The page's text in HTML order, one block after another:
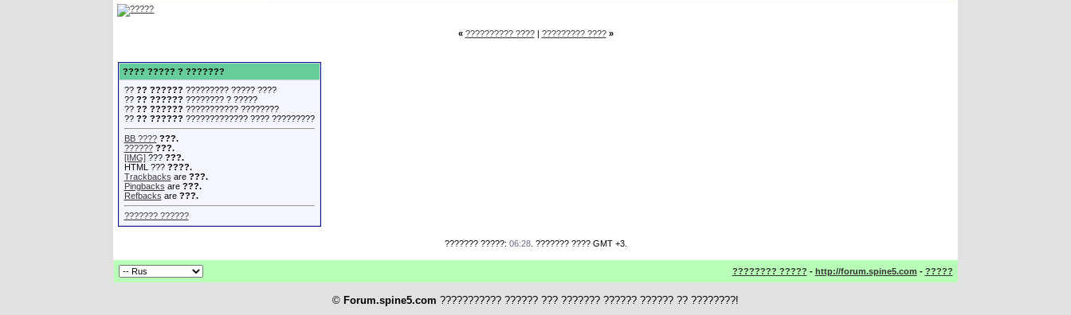
« ?????????? ????| ????????? ???? »
???? ????? ? ???????
?? ?? ?????? ????????? ????? ????
?? ?? ?????? ???????? ? ?????
?? ?? ?????? ??????????? ????????
?? ?? ?????? ????????????? ???? ?????????
BB ???? ???.
?????? ???.
[IMG]??? ???.
HTML ??? ????.
Trackbacks are ???.
Pingbacks are ???.
Refbacks are ???.
??????? ??????
??????? ?????: 06:28. ??????? ???? GMT +3.
???????? ????? - http://forum.spine5.com - ?????
© Forum.spine5.com ??????????? ?????? ??? ??????? ?????? ?????? ?? ????????!